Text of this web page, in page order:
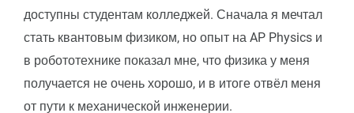
доступны студентам колледжей. Сначала я мечтал
стать квантовым физиком, но опыт на AP Physics и
в робототехнике показал мне, что физика у меня
получается не очень хорошо, и в итоге отвёл меня
от пути к механической инженерии.